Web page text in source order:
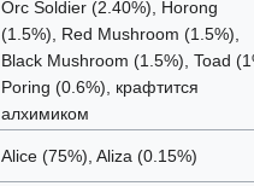
Orc Soldier (2.40%), Horong
(1.5%), Red Mushroom (1.5%),
Black Mushroom (1.5%), Toad
Poring (0.6%), крафтится
алхимиком
Alice (75%), Aliza (0.15%)